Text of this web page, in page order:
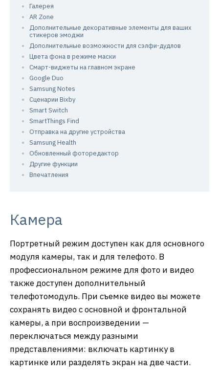
Галерея
AR Zone
Дополнительные декоративные элементы для ваших
стикеров эмоджи
Дополнительные возможности для сэлфи-дудлов
Цвета фона в режиме маски
Смарт-виджеты на главном экране
Google Duo
Samsung Notes
Сценарии Bixby
Smart Switch
SmartThings Find
Отправка на другие устройства
Samsung Health
Обновленный фоторедактор
Другие функции
Впечатления
Камера
Портретный режим доступен как для основного
модуля камеры, так и для телефото. В
профессиональном режиме для фото и видео
также доступен дополнительный
телефотомодуль. При съемке видео вы можете
сохранять видео с основной и фронтальной
камеры, а при воспроизведении —
переключаться между разными
представлениями: включать картинку в
картинке или разделять экран на две части.